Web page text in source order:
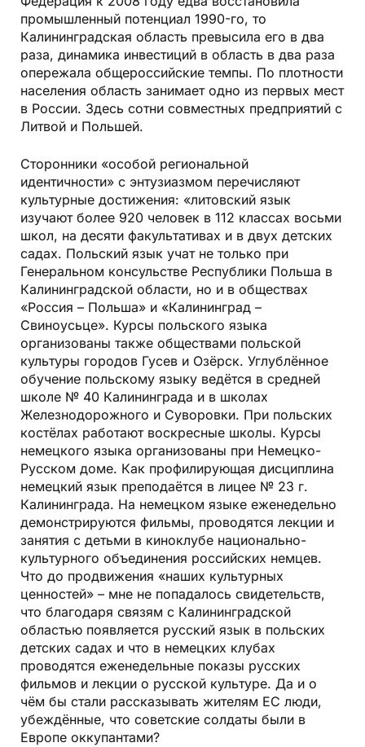
промышленный потенциал 1990-го, то
Калининградская область превысила его в два
раза, динамика инвестиций в область в два раза
опережала общероссийские темпы. По плотности
населения область занимает одно из первых мест
в России. Здесь сотни совместных предприятий с
Литвой и Польшей.
Сторонники «особой региональной
идентичности» с энтузиазмом перечисляют
культурные достижения: «литовский язык
изучают более 920 человек в 112 классах восьми
школ, на десяти факультативах и в двух детских
садах. Польский язык учат не только при
Генеральном консульстве Республики Польша в
Калининградской области, но и в обществах
«Россия – Польша» и «Калининград –
Свиноусьце». Курсы польского языка
организованы также обществами польской
культуры городов Гусев и Озёрск. Углублённое
обучение польскому языку ведётся в средней
школе № 40 Калининграда и в школах
Железнодорожного и Суворовки. При польских
костёлах работают воскресные школы. Курсы
немецкого языка организованы при Немецко-
Русском доме. Как профилирующая дисциплина
немецкий язык преподаётся в лицее № 23 г.
Калининграда. На немецком языке еженедельно
демонстрируются фильмы, проводятся лекции и
занятия с детьми в киноклубе национально-
культурного объединения российских немцев.
Что до продвижения «наших культурных
ценностей» – мне не попадалось свидетельств,
что благодаря связям с Калининградской
областью появляется русский язык в польских
детских садах и что в немецких клубах
проводятся еженедельные показы русских
фильмов и лекции о русской культуре. Да и о
чём бы стали рассказывать жителям ЕС люди,
убеждённые, что советские солдаты были в
Европе оккупантами?